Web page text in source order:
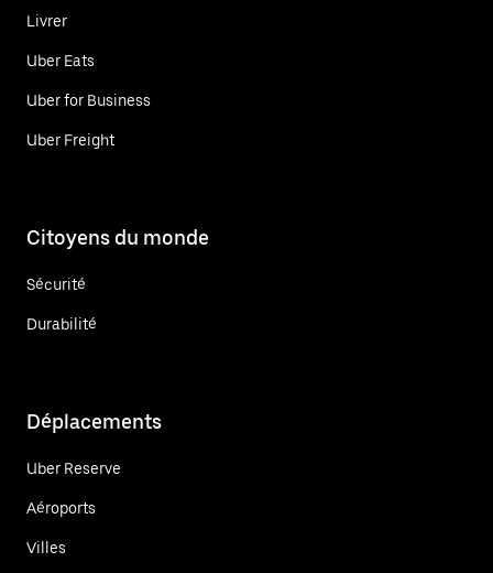
Livrer
Uber Eats
Uber for Business
Uber Freight
Citoyens du monde
Sécurité
Durabilité
Déplacements
Uber Reserve
Aéroports
Villes